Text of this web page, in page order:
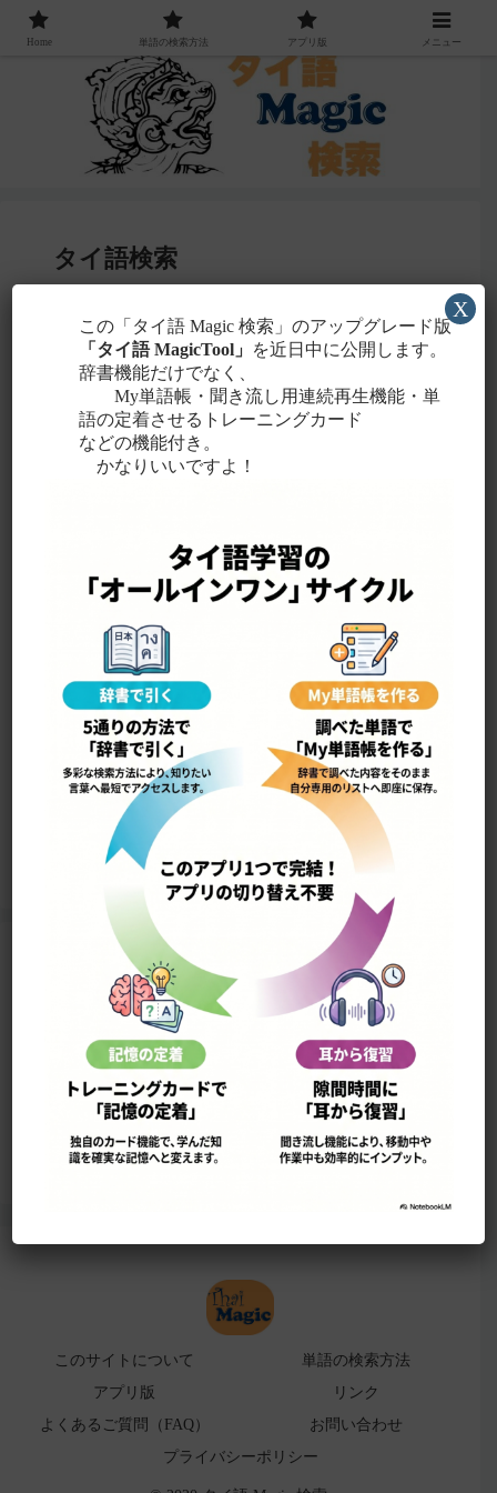
タイ語検索
・聞こえたタイ語を一番近いと感じるローマ字
に置き換えて検索！
タイ文字での検索も含め、詳しくはこちら。
wîŋ dûai nám•man วิ่งด้วยน้ำมัน
ガソリンで走る
このサイトについて
単語の検索法
ローマ字表
よくある検索ミス！
このサイトについて
単語の検索方法
アプリ版
リンク
よくあるご質問（FAQ）
お問い合わせ
プライバシーポリシー
Home 単語の検索方法 アプリ版 メニュー
この「タイ語 Magic 検索」のアップグレード版
「タイ語 MagicTool」
を近日中に公開します。
辞書機能だけでなく、
My単語帳・聞き流し用連続再生機能・単
語の定着させるトレーニングカード
などの機能付き。
かなりいいですよ！
X